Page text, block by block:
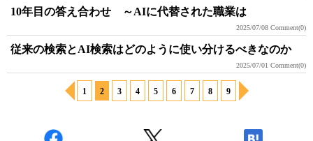
10年目の答え合わせ ～AIに代替された職業は
2025/07/08 Comment(0)
従来の検索とAI検索はどのように使い分けるべきなのか
2025/07/01 Comment(0)
1 2 3 4 5 6 7 8 9